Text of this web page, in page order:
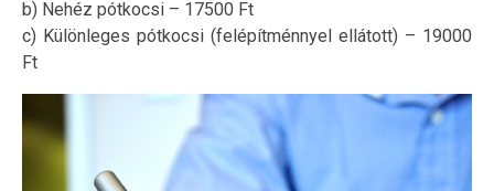
b) Nehéz pótkocsi – 17500 Ft
c) Különleges pótkocsi (felépítménnyel ellátott) – 19000
Ft